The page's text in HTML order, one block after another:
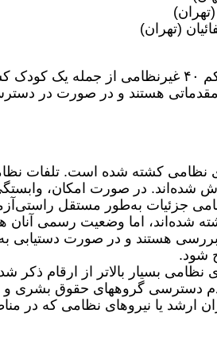
مقدماتی هستند و در صورت در
گزارش‌دهی، ۲ نیروی نظامی کشته شده‌ است.
شده‌اند. در صورت امکان،
جزئیات به‌طور مستقل
شده‌اند، اما وضعیت رسمی
هستند و در صورت دستیابی
شود.
بسیار بالاتر از ارقام ذکر
دسترسی گروههای حقوق بشری
ارشد یا نیروهای نظامی که در